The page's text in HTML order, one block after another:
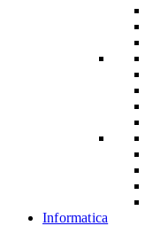
Informatica